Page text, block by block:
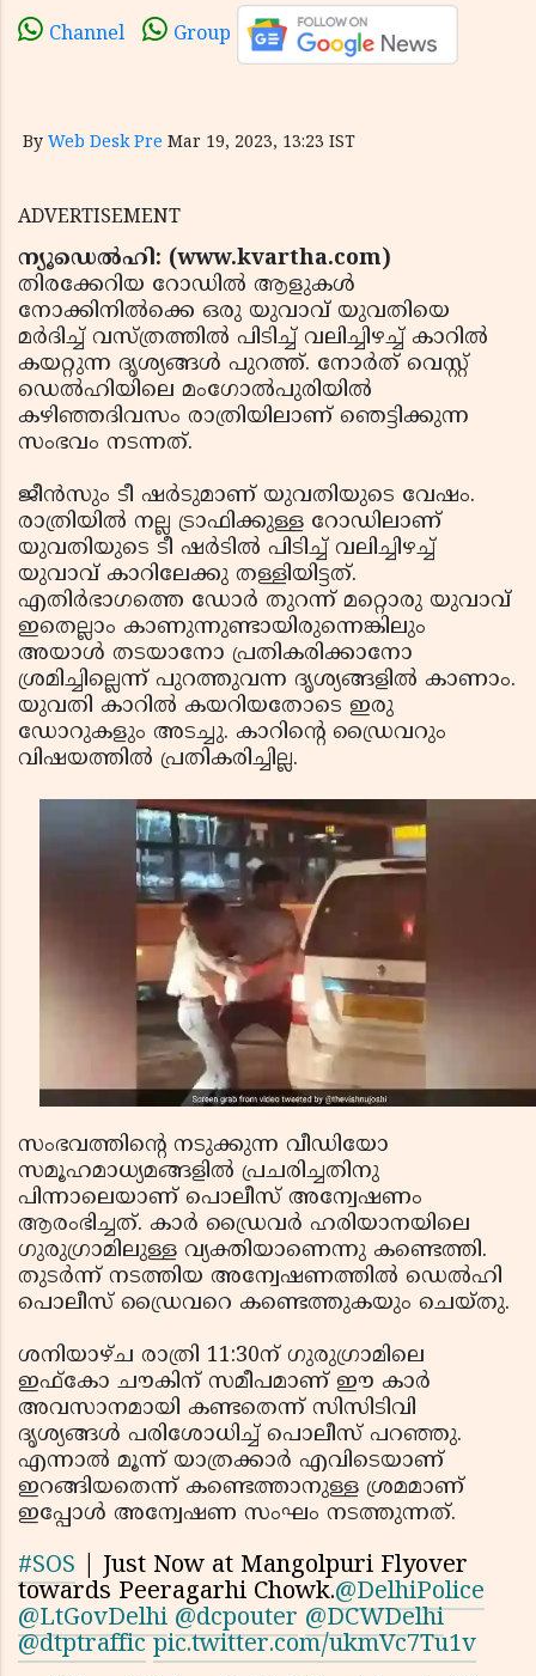
Channel Group
By Web Desk Pre Mar 19, 2023, 13:23 IST
ADVERTISEMENT
ന്യൂഡെല്‍ഹി: (www.kvartha.com)
തിരക്കേറിയ റോഡില്‍ ആളുകള്‍
നോക്കിനില്‍ക്കെ ഒരു യുവാവ് യുവതിയെ
മര്‍ദിച്ച് വസ്ത്രത്തില്‍ പിടിച്ച് വലിച്ചിഴച്ച് കാറില്‍
കയറ്റുന്ന ദൃശ്യങ്ങള്‍ പുറത്ത്. നോര്‍ത് വെസ്റ്റ്
ഡെല്‍ഹിയിലെ മംഗോല്‍പുരിയില്‍
കഴിഞ്ഞദിവസം രാത്രിയിലാണ് ഞെട്ടിക്കുന്ന
സംഭവം നടന്നത്.
ജീന്‍സും ടീ ഷര്‍ടുമാണ് യുവതിയുടെ വേഷം.
രാത്രിയില്‍ നല്ല ട്രാഫിക്കുള്ള റോഡിലാണ്
യുവതിയുടെ ടീ ഷര്‍ടില്‍ പിടിച്ച് വലിച്ചിഴച്ച്
യുവാവ് കാറിലേക്കു തള്ളിയിട്ടത്.
എതിര്‍ഭാഗത്തെ ഡോര്‍ തുറന്ന് മറ്റൊരു യുവാവ്
ഇതെല്ലാം കാണുന്നുണ്ടായിരുന്നെങ്കിലും
അയാള്‍ തടയാനോ പ്രതികരിക്കാനോ
ശ്രമിച്ചില്ലെന്ന് പുറത്തുവന്ന ദൃശ്യങ്ങളില്‍ കാണാം.
യുവതി കാറില്‍ കയറിയതോടെ ഇരു
ഡോറുകളും അടച്ചു. കാറിന്റെ ഡ്രൈവറും
വിഷയത്തില്‍ പ്രതികരിച്ചില്ല.
സംഭവത്തിന്റെ നടുക്കുന്ന വീഡിയോ
സമൂഹമാധ്യമങ്ങളില്‍ പ്രചരിച്ചതിനു
പിന്നാലെയാണ് പൊലീസ് അന്വേഷണം
ആരംഭിച്ചത്. കാര്‍ ഡ്രൈവര്‍ ഹരിയാനയിലെ
ഗുരുഗ്രാമിലുള്ള വ്യക്തിയാണെന്നു കണ്ടെത്തി.
തുടര്‍ന്ന് നടത്തിയ അന്വേഷണത്തില്‍ ഡെല്‍ഹി
പൊലീസ് ഡ്രൈവറെ കണ്ടെത്തുകയും ചെയ്തു.
ശനിയാഴ്ച രാത്രി 11:30ന് ഗുരുഗ്രാമിലെ
ഇഫ്കോ ചൗകിന് സമീപമാണ് ഈ കാര്‍
അവസാനമായി കണ്ടതെന്ന് സിസിടിവി
ദൃശ്യങ്ങള്‍ പരിശോധിച്ച് പൊലീസ് പറഞ്ഞു.
എന്നാല്‍ മൂന്ന് യാത്രക്കാര്‍ എവിടെയാണ്
ഇറങ്ങിയതെന്ന് കണ്ടെത്താനുള്ള ശ്രമമാണ്
ഇപ്പോള്‍ അന്വേഷണ സംഘം നടത്തുന്നത്.
#SOS | Just Now at Mangolpuri Flyover
towards Peeragarhi Chowk.@DelhiPolice
@LtGovDelhi @dcpouter @DCWDelhi
@dtptraffic pic.twitter.com/ukmVc7Tu1v